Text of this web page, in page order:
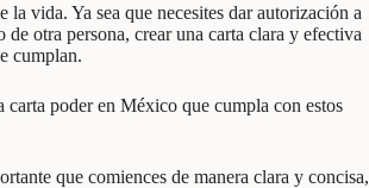
vida. Ya sea que necesites dar autorización a
otra persona, crear una carta clara y efectiva
cumplan.
carta poder en México que cumpla con estos
que comiences de manera clara y concisa,